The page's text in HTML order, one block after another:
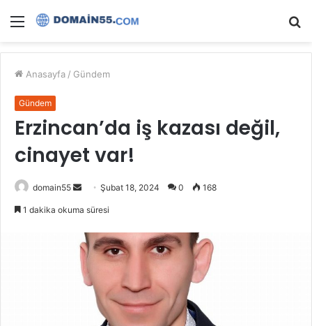
Menü
Anasayfa / Gündem
Gündem
Erzincan’da iş kazası değil,
cinayet var!
domain55
Bir
göndermek
Şubat 18, 2024 0 168
1 dakika okuma süresi